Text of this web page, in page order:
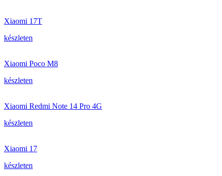
Xiaomi 17T
készleten
Xiaomi Poco M8
készleten
Xiaomi Redmi Note 14 Pro 4G
készleten
Xiaomi 17
készleten